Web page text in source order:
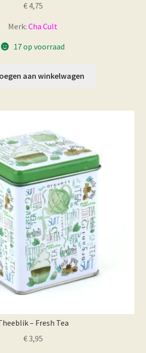
€4,75
Merk: Cha Cult
17 op voorraad
aan winkelwagen
– Fresh Tea
€3,95